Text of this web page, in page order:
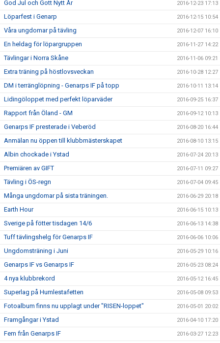
God Jul och Gott Nytt År 2016-12-23 17:13
Löparfest i Genarp 2016-12-15 10:54
Våra ungdomar på tävling 2016-12-07 16:10
En heldag för löpargruppen 2016-11-27 14:22
Tävlingar i Norra Skåne 2016-11-06 09:21
Extra träning på höstlovsveckan 2016-10-28 12:27
DM i terränglöpning - Genarps IF på topp 2016-10-11 13:14
Lidingöloppet med perfekt löparväder 2016-09-25 16:37
Rapport från Öland - GM 2016-09-12 10:13
Genarps IF presterade i Veberöd 2016-08-20 16:44
Anmälan nu öppen till klubbmästerskapet 2016-08-10 13:15
Albin chockade i Ystad 2016-07-24 20:13
Premiären av GIFT 2016-07-11 09:27
Tävling i ÖS-regn 2016-07-04 09:45
Många ungdomar på sista träningen. 2016-06-29 20:18
Earth Hour 2016-06-15 10:13
Sverige på fötter tisdagen 14/6 2016-06-13 14:38
Tuff tävlingshelg för Genarps IF 2016-06-06 10:06
Ungdomsträning i Juni 2016-05-29 10:16
Genarps IF vs Genarps IF 2016-05-23 08:24
4 nya klubbrekord 2016-05-12 16:45
Superlag på Humlestafetten 2016-05-08 09:53
Fotoalbum finns nu upplagt under "RISEN-loppet" 2016-05-01 20:02
Framgångar i Ystad 2016-04-10 17:20
Fem från Genarps IF 2016-03-27 12:23